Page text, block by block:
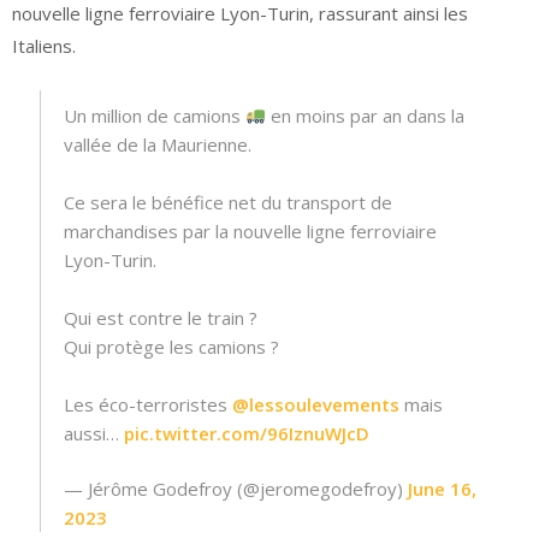
nouvelle ligne ferroviaire Lyon-Turin, rassurant ainsi les
Italiens.
Un million de camions
en moins par an dans la
vallée de la Maurienne.
Ce sera le bénéfice net du transport de
marchandises par la nouvelle ligne ferroviaire
Lyon-Turin.
Qui est contre le train ?
Qui protège les camions ?
Les éco-terroristes @lessoulevements mais
aussi… pic.twitter.com/96IznuWJcD
— Jérôme Godefroy (@jeromegodefroy) June 16,
2023